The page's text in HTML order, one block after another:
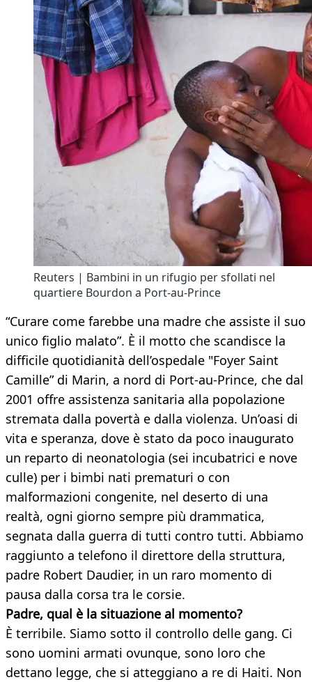
Reuters | Bambini in un rifugio per sfollati nel
quartiere Bourdon a Port-au-Prince
“Curare come farebbe una madre che assiste il suo
unico figlio malato”. È il motto che scandisce la
difficile quotidianità dell’ospedale "Foyer Saint
Camille” di Marin, a nord di Port-au-Prince, che dal
2001 offre assistenza sanitaria alla popolazione
stremata dalla povertà e dalla violenza. Un’oasi di
vita e speranza, dove è stato da poco inaugurato
un reparto di neonatologia (sei incubatrici e nove
culle) per i bimbi nati prematuri o con
malformazioni congenite, nel deserto di una
realtà, ogni giorno sempre più drammatica,
segnata dalla guerra di tutti contro tutti. Abbiamo
raggiunto a telefono il direttore della struttura,
padre Robert Daudier, in un raro momento di
pausa dalla corsa tra le corsie.
Padre, qual è la situazione al momento?
È terribile. Siamo sotto il controllo delle gang. Ci
sono uomini armati ovunque, sono loro che
dettano legge, che si atteggiano a re di Haiti. Non